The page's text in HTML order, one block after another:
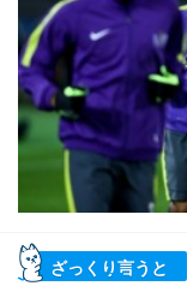
ざっくり言うと